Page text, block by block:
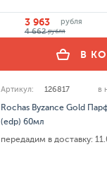
3 963
рубля
4 662рубля
В
Артикул: 126817 в
Rochas Byzance Gold
(edp) 60мл
передадим в доставку: